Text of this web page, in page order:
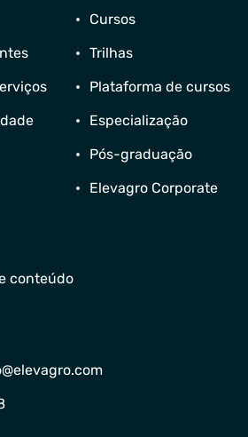
Cursos
Trilhas
Plataforma de cursos
Especialização
Pós-graduação
Elevagro Corporate
conteúdo